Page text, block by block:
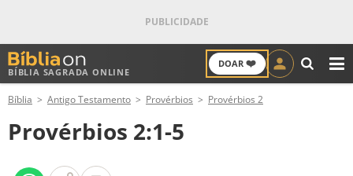
BÍBLIA SAGRADA ONLINE
DOAR ❤️
ANTIGO TESTAMENTO
NOVO TESTAMENTO
Bíblia Antigo Testamento Provérbios Provérbios 2
Provérbios 2:1-5